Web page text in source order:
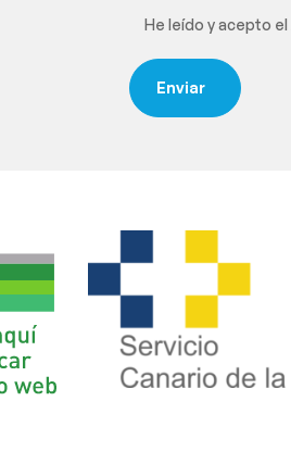
He leído y acepto el